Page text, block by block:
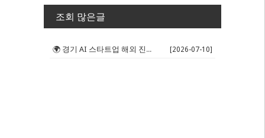
조회 많은글
🌍 경기 AI 스타트업 해외 진출 판... [2026-07-10]